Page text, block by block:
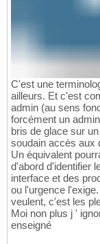
C'est une
ailleurs. Et c'est
admin (au sens
forcément un
bris de glace sur
soudain accès aux
Un équivalent
d'abord d'identifier
interface et des
ou l'urgence
veulent, c'est les
Moi non plus j '
enseigné